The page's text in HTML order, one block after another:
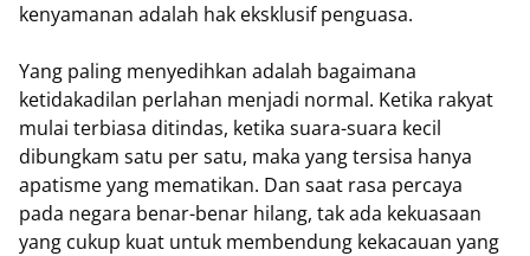
kenyamanan adalah hak eksklusif penguasa.
Yang paling menyedihkan adalah bagaimana
ketidakadilan perlahan menjadi normal. Ketika rakyat
mulai terbiasa ditindas, ketika suara-suara kecil
dibungkam satu per satu, maka yang tersisa hanya
apatisme yang mematikan. Dan saat rasa percaya
pada negara benar-benar hilang, tak ada kekuasaan
yang cukup kuat untuk membendung kekacauan yang